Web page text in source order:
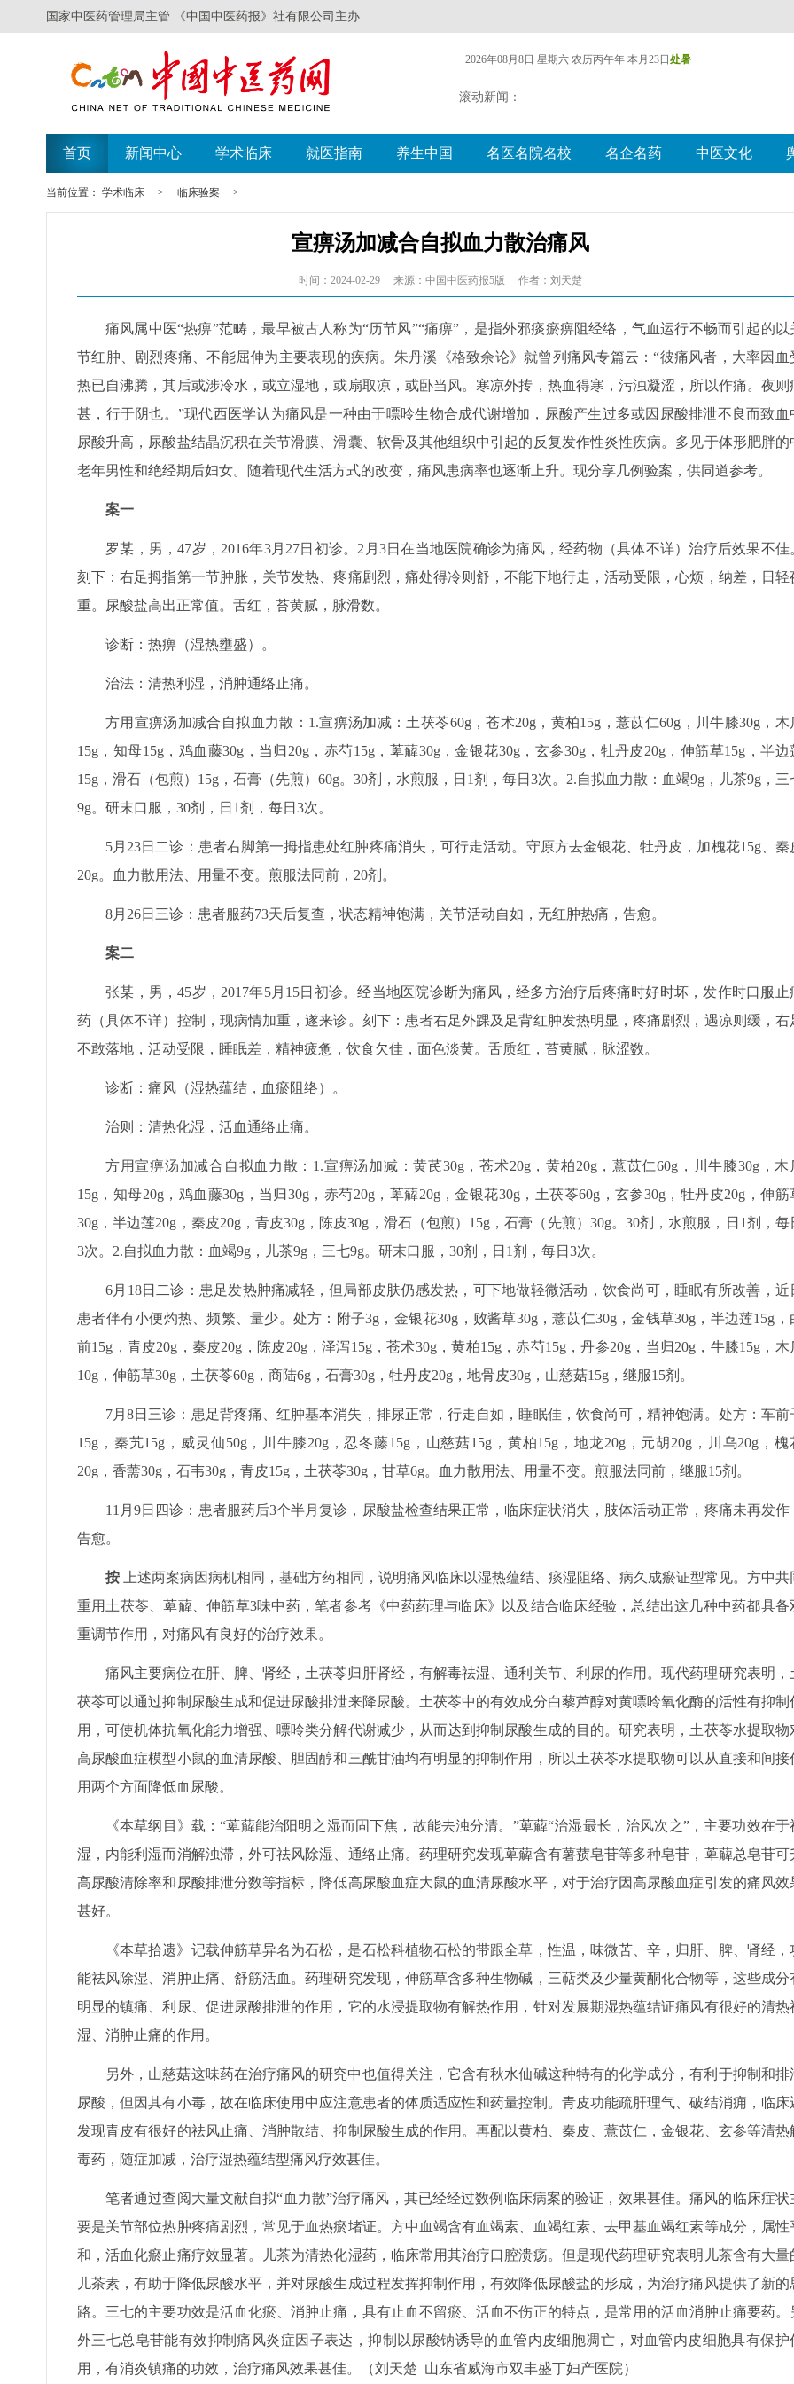
国家中医药管理局主管 《中国中医药报》社有限公司主办
2026年08月8日 星期六 农历丙午年 本月23日 处暑
滚动新闻：
首页 新闻中心 学术临床 就医指南 养生中国 名医名院名校 名企名药 中医文化
当前位置： 学术临床 > 临床验案 >
宣痹汤加减合自拟血力散治痛风
时间：2024-02-29 来源：中国中医药报5版 作者：刘天楚
痛风属中医“热痹”范畴，最早被古人称为“历节风”“痛痹”，是指外邪痰瘀痹阻经络，气血运行不畅而引起的以
节红肿、剧烈疼痛、不能屈伸为主要表现的疾病。朱丹溪《格致余论》就曾列痛风专篇云：“彼痛风者，大率因血
热已自沸腾，其后或涉冷水，或立湿地，或扇取凉，或卧当风。寒凉外抟，热血得寒，污浊凝涩，所以作痛。夜则
甚，行于阴也。”现代西医学认为痛风是一种由于嘌呤生物合成代谢增加，尿酸产生过多或因尿酸排泄不良而致血
尿酸升高，尿酸盐结晶沉积在关节滑膜、滑囊、软骨及其他组织中引起的反复发作性炎性疾病。多见于体形肥胖的
老年男性和绝经期后妇女。随着现代生活方式的改变，痛风患病率也逐渐上升。现分享几例验案，供同道参考。
案一
罗某，男，47岁，2016年3月27日初诊。2月3日在当地医院确诊为痛风，经药物（具体不详）治疗后效果不佳
刻下：右足拇指第一节肿胀，关节发热、疼痛剧烈，痛处得冷则舒，不能下地行走，活动受限，心烦，纳差，日轻
重。尿酸盐高出正常值。舌红，苔黄腻，脉滑数。
诊断：热痹（湿热壅盛）。
治法：清热利湿，消肿通络止痛。
方用宣痹汤加减合自拟血力散：1.宣痹汤加减：土茯苓60g，苍术20g，黄柏15g，薏苡仁60g，川牛膝30g，木
15g，知母15g，鸡血藤30g，当归20g，赤芍15g，萆薢30g，金银花30g，玄参30g，牡丹皮20g，伸筋草15g，半边
15g，滑石（包煎）15g，石膏（先煎）60g。30剂，水煎服，日1剂，每日3次。2.自拟血力散：血竭9g，儿茶9g，三
9g。研末口服，30剂，日1剂，每日3次。
5月23日二诊：患者右脚第一拇指患处红肿疼痛消失，可行走活动。守原方去金银花、牡丹皮，加槐花15g、秦
20g。血力散用法、用量不变。煎服法同前，20剂。
8月26日三诊：患者服药73天后复查，状态精神饱满，关节活动自如，无红肿热痛，告愈。
案二
张某，男，45岁，2017年5月15日初诊。经当地医院诊断为痛风，经多方治疗后疼痛时好时坏，发作时口服止
药（具体不详）控制，现病情加重，遂来诊。刻下：患者右足外踝及足背红肿发热明显，疼痛剧烈，遇凉则缓，右
不敢落地，活动受限，睡眠差，精神疲惫，饮食欠佳，面色淡黄。舌质红，苔黄腻，脉涩数。
诊断：痛风（湿热蕴结，血瘀阻络）。
治则：清热化湿，活血通络止痛。
方用宣痹汤加减合自拟血力散：1.宣痹汤加减：黄芪30g，苍术20g，黄柏20g，薏苡仁60g，川牛膝30g，木
15g，知母20g，鸡血藤30g，当归30g，赤芍20g，萆薢20g，金银花30g，土茯苓60g，玄参30g，牡丹皮20g，伸筋
30g，半边莲20g，秦皮20g，青皮30g，陈皮30g，滑石（包煎）15g，石膏（先煎）30g。30剂，水煎服，日1剂，每
3次。2.自拟血力散：血竭9g，儿茶9g，三七9g。研末口服，30剂，日1剂，每日3次。
6月18日二诊：患足发热肿痛减轻，但局部皮肤仍感发热，可下地做轻微活动，饮食尚可，睡眠有所改善，近
患者伴有小便灼热、频繁、量少。处方：附子3g，金银花30g，败酱草30g，薏苡仁30g，金钱草30g，半边莲15g，
前15g，青皮20g，秦皮20g，陈皮20g，泽泻15g，苍术30g，黄柏15g，赤芍15g，丹参20g，当归20g，牛膝15g，木
10g，伸筋草30g，土茯苓60g，商陆6g，石膏30g，牡丹皮20g，地骨皮30g，山慈菇15g，继服15剂。
7月8日三诊：患足背疼痛、红肿基本消失，排尿正常，行走自如，睡眠佳，饮食尚可，精神饱满。处方：车前
15g，秦艽15g，威灵仙50g，川牛膝20g，忍冬藤15g，山慈菇15g，黄柏15g，地龙20g，元胡20g，川乌20g，槐
20g，香薷30g，石韦30g，青皮15g，土茯苓30g，甘草6g。血力散用法、用量不变。煎服法同前，继服15剂。
11月9日四诊：患者服药后3个半月复诊，尿酸盐检查结果正常，临床症状消失，肢体活动正常，疼痛未再发作
告愈。
按 上述两案病因病机相同，基础方药相同，说明痛风临床以湿热蕴结、痰湿阻络、病久成瘀证型常见。方中共
重用土茯苓、萆薢、伸筋草3味中药，笔者参考《中药药理与临床》以及结合临床经验，总结出这几种中药都具备
重调节作用，对痛风有良好的治疗效果。
痛风主要病位在肝、脾、肾经，土茯苓归肝肾经，有解毒祛湿、通利关节、利尿的作用。现代药理研究表明，
茯苓可以通过抑制尿酸生成和促进尿酸排泄来降尿酸。土茯苓中的有效成分白藜芦醇对黄嘌呤氧化酶的活性有抑制
用，可使机体抗氧化能力增强、嘌呤类分解代谢减少，从而达到抑制尿酸生成的目的。研究表明，土茯苓水提取物
高尿酸血症模型小鼠的血清尿酸、胆固醇和三酰甘油均有明显的抑制作用，所以土茯苓水提取物可以从直接和间接
用两个方面降低血尿酸。
《本草纲目》载：“萆薢能治阳明之湿而固下焦，故能去浊分清。”萆薢“治湿最长，治风次之”，主要功效在于
湿，内能利湿而消解浊滞，外可祛风除湿、通络止痛。药理研究发现萆薢含有薯蓣皂苷等多种皂苷，萆薢总皂苷可
高尿酸清除率和尿酸排泄分数等指标，降低高尿酸血症大鼠的血清尿酸水平，对于治疗因高尿酸血症引发的痛风效
甚好。
《本草拾遗》记载伸筋草异名为石松，是石松科植物石松的带跟全草，性温，味微苦、辛，归肝、脾、肾经，
能祛风除湿、消肿止痛、舒筋活血。药理研究发现，伸筋草含多种生物碱，三萜类及少量黄酮化合物等，这些成分
明显的镇痛、利尿、促进尿酸排泄的作用，它的水浸提取物有解热作用，针对发展期湿热蕴结证痛风有很好的清热
湿、消肿止痛的作用。
另外，山慈菇这味药在治疗痛风的研究中也值得关注，它含有秋水仙碱这种特有的化学成分，有利于抑制和排
尿酸，但因其有小毒，故在临床使用中应注意患者的体质适应性和药量控制。青皮功能疏肝理气、破结消痈，临床
发现青皮有很好的祛风止痛、消肿散结、抑制尿酸生成的作用。再配以黄柏、秦皮、薏苡仁，金银花、玄参等清热
毒药，随症加减，治疗湿热蕴结型痛风疗效甚佳。
笔者通过查阅大量文献自拟“血力散”治疗痛风，其已经经过数例临床病案的验证，效果甚佳。痛风的临床症状
要是关节部位热肿疼痛剧烈，常见于血热瘀堵证。方中血竭含有血竭素、血竭红素、去甲基血竭红素等成分，属性
和，活血化瘀止痛疗效显著。儿茶为清热化湿药，临床常用其治疗口腔溃疡。但是现代药理研究表明儿茶含有大量
儿茶素，有助于降低尿酸水平，并对尿酸生成过程发挥抑制作用，有效降低尿酸盐的形成，为治疗痛风提供了新的
路。三七的主要功效是活血化瘀、消肿止痛，具有止血不留瘀、活血不伤正的特点，是常用的活血消肿止痛要药。
外三七总皂苷能有效抑制痛风炎症因子表达，抑制以尿酸钠诱导的血管内皮细胞凋亡，对血管内皮细胞具有保护
用，有消炎镇痛的功效，治疗痛风效果甚佳。（刘天楚 山东省威海市双丰盛丁妇产医院）